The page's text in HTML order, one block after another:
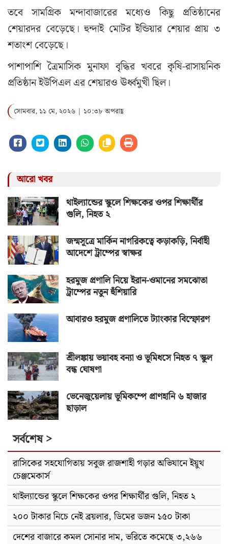
তবে সামগ্রিক মন্দাবাজারের মধ্যেও কিছু প্রতিষ্ঠানের
শেয়ারদর বেড়েছে। হুন্দাই মোটর ইন্ডিয়ার শেয়ার প্রায় ৩
শতাংশ বেড়েছে।
পাশাপাশি ত্রৈমাসিক মুনাফা বৃদ্ধির খবরে কৃষি-রাসায়নিক
প্রতিষ্ঠান ইউপিএল এর শেয়ারও ঊর্ধ্বমুখী ছিল।
সোমবার, ১১ মে, ২০২৬ | ১০:৩৮ অপরাহ্ণ
আরো খবর
থাইল্যান্ডের স্কুলে শিক্ষকের ওপর শিক্ষার্থীর
গুলি, নিহত ২
জন্মসূত্রে মার্কিন নাগরিকত্বে কড়াকড়ি, নির্বাহী
আদেশে ট্রাম্পের স্বাক্ষর
হরমুজ প্রণালি নিয়ে ইরান-ওমানের সমঝোতা
ট্রাম্পের নতুন হুঁশিয়ারি
আবারও হরমুজ প্রণালিতে ট্যাংকার বিস্ফোরণ
শ্রীলঙ্কায় ভয়াবহ বন্যা ও ভূমিধসে নিহত ৭ স্কুল
বন্ধ ঘোষণা
ভেনেজুয়েলায় ভূমিকম্পে প্রাণহানি ৬ হাজার
ছাড়াল
সর্বশেষ >
রাসিকের সহযোগিতায় সবুজ রাজশাহী গড়ার অভিযানে ইয়ুথ
চেঞ্জমেকার্স
থাইল্যান্ডের স্কুলে শিক্ষকের ওপর শিক্ষার্থীর গুলি, নিহত ২
২০০ টাকার নিচে নেই ব্রয়লার, ডিমের ডজন ১৫০ টাকা
দেশের বাজারে কমল সোনার দাম, ভরিতে কমেছে ৩,২৬৬